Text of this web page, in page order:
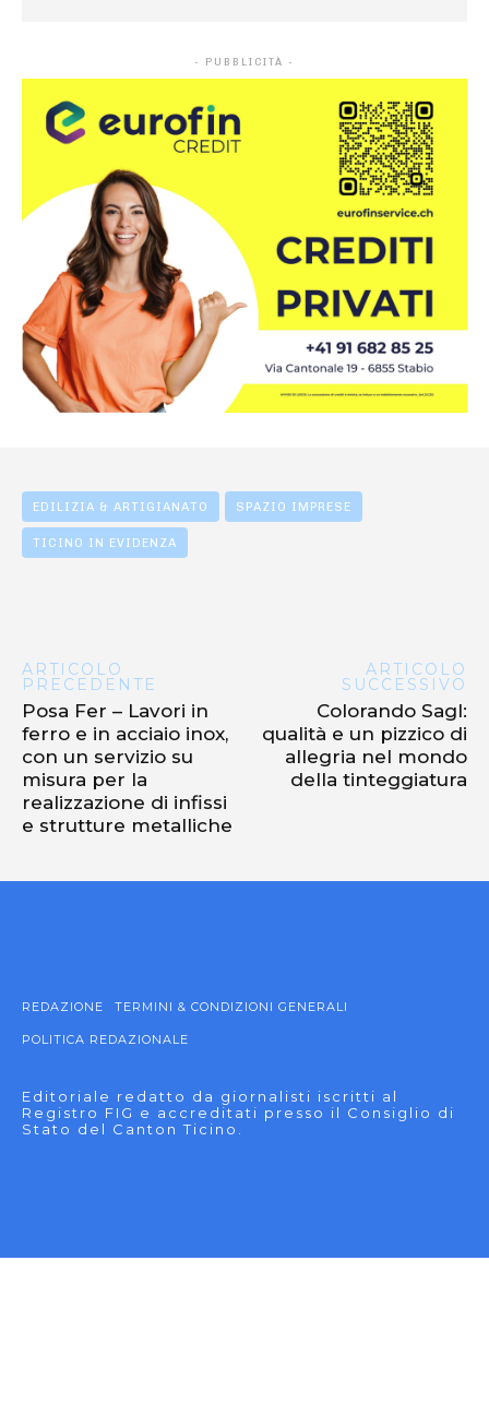
- PUBBLICITÀ -
EDILIZIA & ARTIGIANATO SPAZIO IMPRESE
TICINO IN EVIDENZA
ARTICOLO
PRECEDENTE
Posa Fer – Lavori in
ferro e in acciaio inox,
con un servizio su
misura per la
realizzazione di infissi
e strutture metalliche
ARTICOLO
SUCCESSIVO
Colorando Sagl:
qualità e un pizzico di
allegria nel mondo
della tinteggiatura
REDAZIONE TERMINI & CONDIZIONI GENERALI
POLITICA REDAZIONALE
Editoriale redatto da giornalisti iscritti al
Registro FIG e accreditati presso il Consiglio di
Stato del Canton Ticino.